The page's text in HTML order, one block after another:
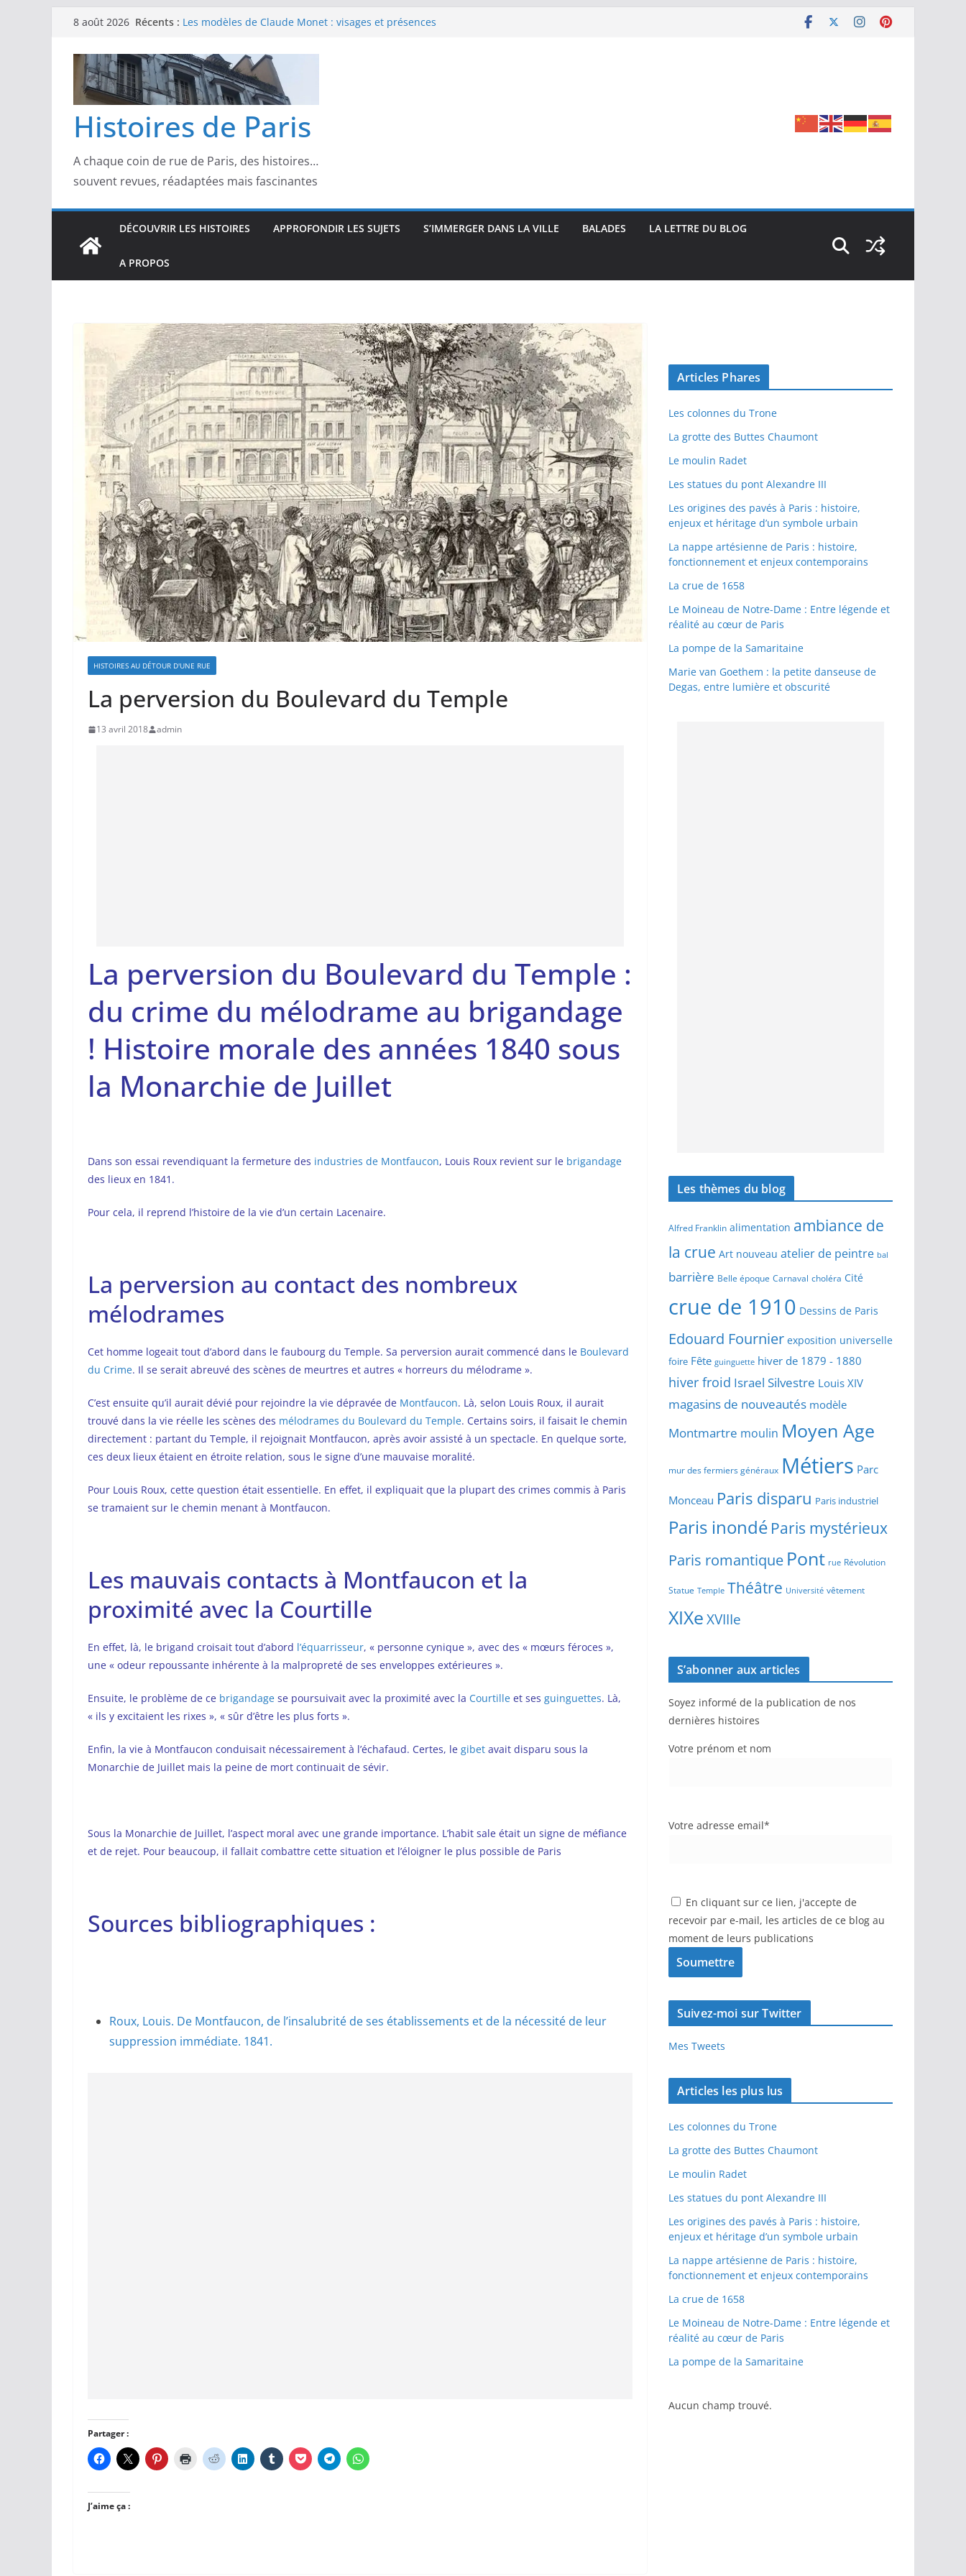
Passer
contenu
8 août 2026 Récents : Les modèles de Claude Monet : visages et présences
confidences de la Belle Époque
Les modèles de Pierre‑Auguste Renoir : visages, corps et
complicités au cœur de l’impressionnisme
Les modèles de Degas : danseuses, travailleuses et visages
d’un Paris moderne
Les modèles de Manet : entre intimité, modernité et
Histoires de Paris
A chaque coin de rue de Paris, des histoires…
souvent revues, réadaptées mais fascinantes
DÉCOUVRIR LES HISTOIRES APPROFONDIR LES SUJETS S’IMMERGER DANS LA VILLE BALADES LA LETTRE DU BLOG
A PROPOS
HISTOIRES AU DÉTOUR D'UNE RUE
La perversion du Boulevard du Temple
13 avril 2018 admin
La perversion du Boulevard du Temple :
du crime du mélodrame au brigandage
! Histoire morale des années 1840 sous
la Monarchie de Juillet
Dans son essai revendiquant la fermeture des industries de Montfaucon, Louis Roux revient sur le brigandage
des lieux en 1841.
Pour cela, il reprend l’histoire de la vie d’un certain Lacenaire.
La perversion au contact des nombreux
mélodrames
Cet homme logeait tout d’abord dans le faubourg du Temple. Sa perversion aurait commencé dans le Boulevard
du Crime. Il se serait abreuvé des scènes de meurtres et autres « horreurs du mélodrame ».
C’est ensuite qu’il aurait dévié pour rejoindre la vie dépravée de Montfaucon. Là, selon Louis Roux, il aurait
trouvé dans la vie réelle les scènes des mélodrames du Boulevard du Temple. Certains soirs, il faisait le chemin
directement : partant du Temple, il rejoignait Montfaucon, après avoir assisté à un spectacle. En quelque sorte,
ces deux lieux étaient en étroite relation, sous le signe d’une mauvaise moralité.
Pour Louis Roux, cette question était essentielle. En effet, il expliquait que la plupart des crimes commis à Paris
se tramaient sur le chemin menant à Montfaucon.
Les mauvais contacts à Montfaucon et la
proximité avec la Courtille
En effet, là, le brigand croisait tout d’abord l’équarrisseur, « personne cynique », avec des « mœurs féroces »,
une « odeur repoussante inhérente à la malpropreté de ses enveloppes extérieures ».
Ensuite, le problème de ce brigandage se poursuivait avec la proximité avec la Courtille et ses guinguettes. Là,
« ils y excitaient les rixes », « sûr d’être les plus forts ».
Enfin, la vie à Montfaucon conduisait nécessairement à l’échafaud. Certes, le gibet avait disparu sous la
Monarchie de Juillet mais la peine de mort continuait de sévir.
Sous la Monarchie de Juillet, l’aspect moral avec une grande importance. L’habit sale était un signe de méfiance
et de rejet. Pour beaucoup, il fallait combattre cette situation et l’éloigner le plus possible de Paris
Sources bibliographiques :
Roux, Louis. De Montfaucon, de l’insalubrité de ses établissements et de la nécessité de leur
suppression immédiate. 1841.
Partager :
J’aime ça :
Articles Phares
Les colonnes du Trone
La grotte des Buttes Chaumont
Le moulin Radet
Les statues du pont Alexandre III
Les origines des pavés à Paris : histoire,
enjeux et héritage d’un symbole urbain
La nappe artésienne de Paris : histoire,
fonctionnement et enjeux contemporains
La crue de 1658
Le Moineau de Notre-Dame : Entre légende et
réalité au cœur de Paris
La pompe de la Samaritaine
Marie van Goethem : la petite danseuse de
Degas, entre lumière et obscurité
Les thèmes du blog
Alfred Franklin alimentation ambiance de
la crue Art nouveau atelier de peintre bal
barrière Belle époque Carnaval choléra Cité
crue de 1910 Dessins de Paris
Edouard Fournier exposition universelle
foire Fête guinguette hiver de 1879 - 1880
hiver froid Israel Silvestre Louis XIV
magasins de nouveautés modèle
Montmartre moulin Moyen Age
mur des fermiers généraux Métiers Parc
Monceau Paris disparu Paris industriel
Paris inondé Paris mystérieux
Paris romantique Pont rue Révolution
Statue Temple Théâtre Université vêtement
XIXeXVIIIe
S’abonner aux articles
Soyez informé de la publication de nos
dernières histoires
Votre prénom et nom
Votre adresse email*
En cliquant sur ce lien, j'accepte de
recevoir par e-mail, les articles de ce blog au
moment de leurs publications
Suivez-moi sur Twitter
Mes Tweets
Articles les plus lus
Les colonnes du Trone
La grotte des Buttes Chaumont
Le moulin Radet
Les statues du pont Alexandre III
Les origines des pavés à Paris : histoire,
enjeux et héritage d’un symbole urbain
La nappe artésienne de Paris : histoire,
fonctionnement et enjeux contemporains
La crue de 1658
Le Moineau de Notre-Dame : Entre légende et
réalité au cœur de Paris
La pompe de la Samaritaine
Aucun champ trouvé.